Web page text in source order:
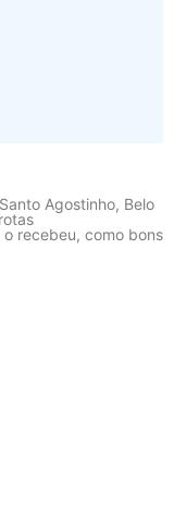
Agostinho, Belo
recebeu, como bons